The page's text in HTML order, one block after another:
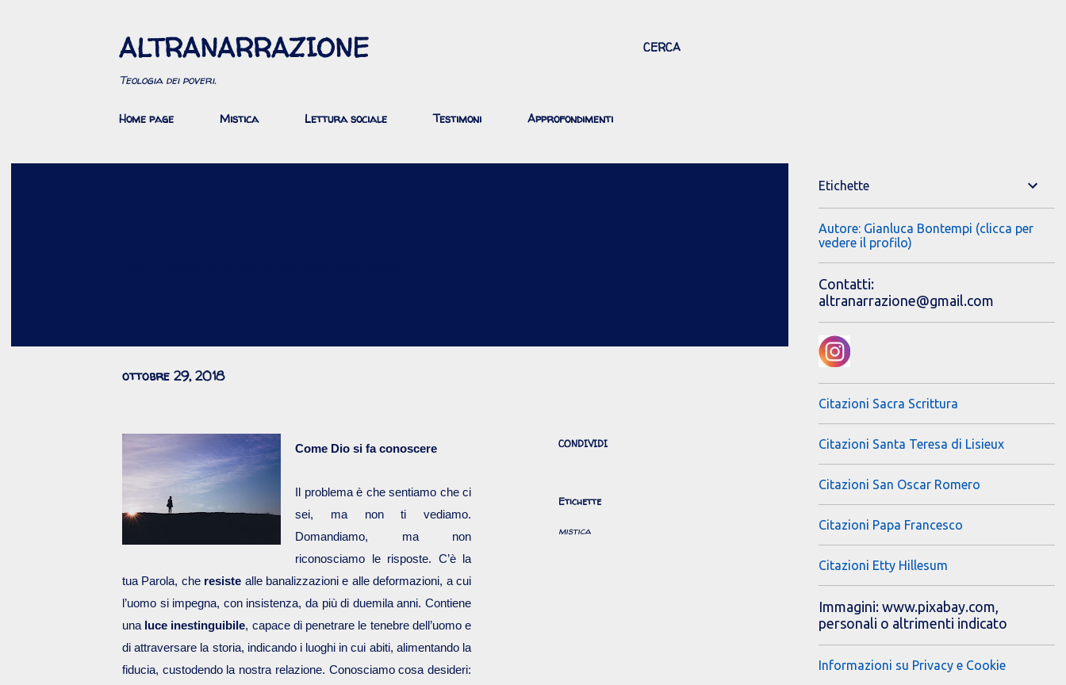
ALTRANARRAZIONE
Teologia dei poveri.
CERCA
Home page Mistica Lettura sociale Testimoni Approfondimenti
ottobre 29, 2018
Come Dio si fa conoscere
Il problema è che sentiamo che ci
sei, ma non ti vediamo.
Domandiamo, ma non
riconosciamo le risposte. C’è la
tua Parola, che resiste alle banalizzazioni e alle deformazioni, a cui
l’uomo si impegna, con insistenza, da più di duemila anni. Contiene
una luce inestinguibile, capace di penetrare le tenebre dell’uomo e
di attraversare la storia, indicando i luoghi in cui abiti, alimentando la
fiducia, custodendo la nostra relazione. Conosciamo cosa desideri:
CONDIVIDI
Etichette
mistica
Etichette
Autore: Gianluca Bontempi (clicca per
vedere il profilo)
Contatti:
altranarrazione@gmail.com
Citazioni Sacra Scrittura
Citazioni Santa Teresa di Lisieux
Citazioni San Oscar Romero
Citazioni Papa Francesco
Citazioni Etty Hillesum
Immagini: www.pixabay.com,
personali o altrimenti indicato
Informazioni su Privacy e Cookie